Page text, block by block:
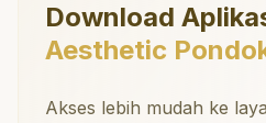
Download
Aesthetic
Akses lebih mudah ke